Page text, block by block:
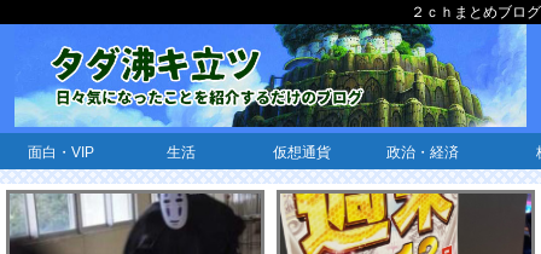
２ｃｈまとめブログ
面白・VIP 生活 仮想通貨 政治・経済